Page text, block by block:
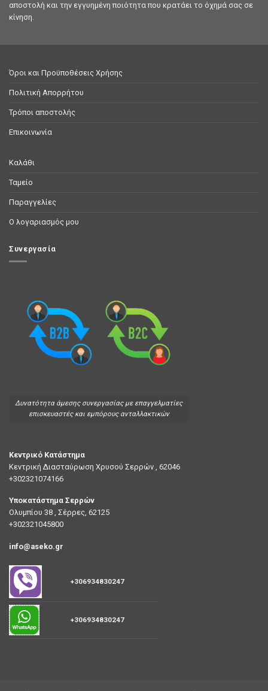
αποστολή και την εγγυημένη ποιότητα που κρατάει το όχημά σας σε
κίνηση.
Όροι και Προϋποθέσεις Χρήσης
Πολιτική Απορρήτου
Τρόποι αποστολής
Επικοινωνία
Καλάθι
Ταμείο
Παραγγελίες
Ο λογαριασμός μου
Συνεργασία
Δυνατότητα άμεσης συνεργασίας με επαγγελματίες
επισκευαστές και εμπόρους ανταλλακτικών
Κεντρικό Κατάστημα
Κεντρική Διασταύρωση Χρυσού Σερρών , 62046
+302321074166
Υποκατάστημα Σερρών
Ολυμπίου 38 , Σέρρες, 62125
+302321045800
info@aseko.gr
+306934830247
+306934830247